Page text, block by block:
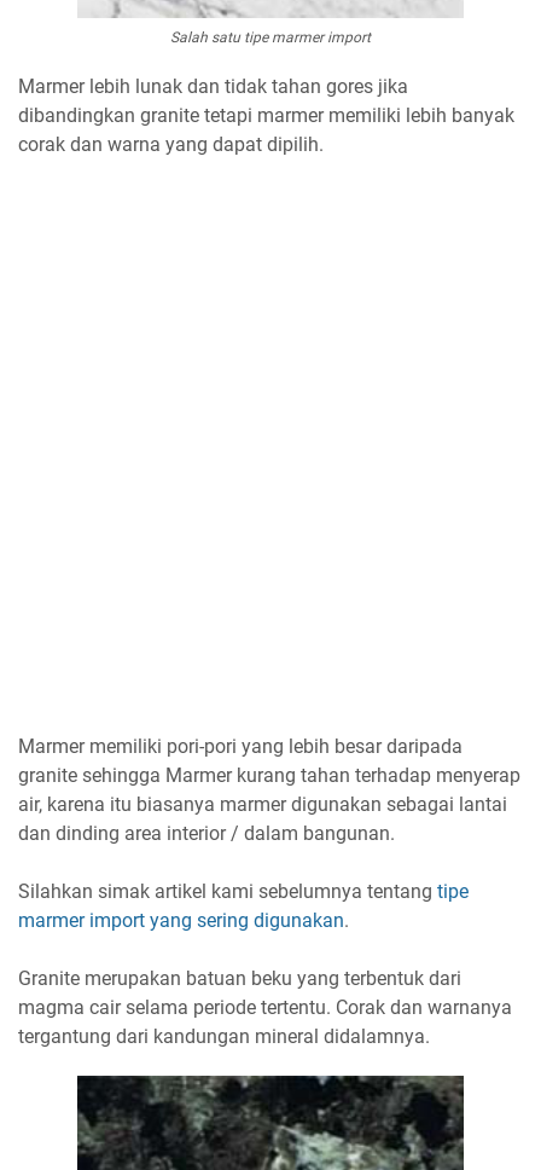
Salah satu tipe marmer import
Marmer lebih lunak dan tidak tahan gores jika
dibandingkan granite tetapi marmer memiliki lebih banyak
corak dan warna yang dapat dipilih.
Marmer memiliki pori-pori yang lebih besar daripada
granite sehingga Marmer kurang tahan terhadap menyerap
air, karena itu biasanya marmer digunakan sebagai lantai
dan dinding area interior / dalam bangunan.
Silahkan simak artikel kami sebelumnya tentang tipe
marmer import yang sering digunakan.
Granite merupakan batuan beku yang terbentuk dari
magma cair selama periode tertentu. Corak dan warnanya
tergantung dari kandungan mineral didalamnya.